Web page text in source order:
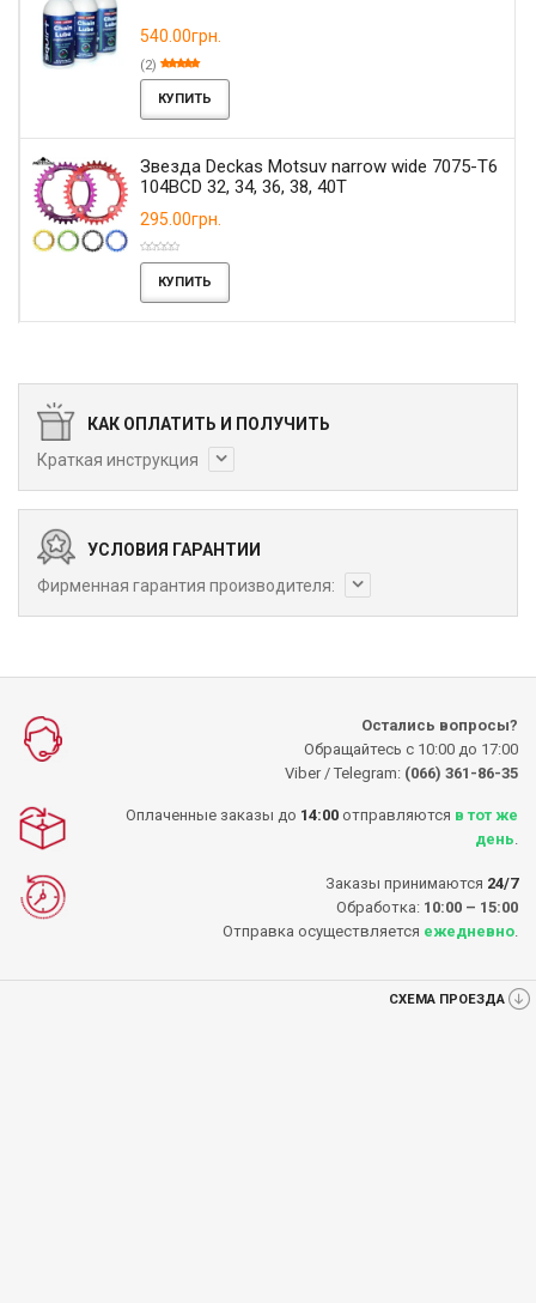
540.00грн.
(2)
КУПИТЬ
Звезда Deckas Motsuv narrow wide 7075-T6
104BCD 32, 34, 36, 38, 40T
295.00грн.
КУПИТЬ
КАК ОПЛАТИТЬ И ПОЛУЧИТЬ
Краткая инструкция
УСЛОВИЯ ГАРАНТИИ
Фирменная гарантия производителя:
Остались вопросы?
Обращайтесь с 10:00 до 17:00
Viber / Telegram: (066) 361-86-35
Оплаченные заказы до 14:00 отправляются в тот же
день
Заказы принимаются 24/7
Обработка: 10:00 – 15:00
Отправка осуществляется ежедневно
СХЕМА ПРОЕЗДА